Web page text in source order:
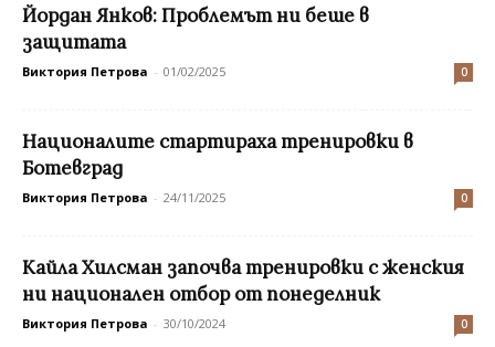
Йордан Янков: Проблемът ни беше в
защитата
Виктория Петрова - 01/02/2025 0
Националите стартираха тренировки в
Ботевград
Виктория Петрова - 24/11/2025 0
Кайла Хилсман започва тренировки с женския
ни национален отбор от понеделник
Виктория Петрова - 30/10/2024 0